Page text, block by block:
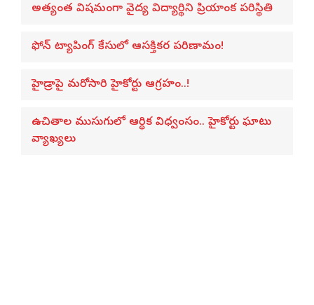
అత్యంత విషమంగా వైద్య విద్యార్థిని ప్రియాంక పరిస్థితి
ఫోన్ ట్యాపింగ్ కేసులో ఆసక్తికర పరిణామం!
హైడ్రాపై మరోసారి హైకోర్టు ఆగ్రహం..!
ఉచితాల ముసుగులో ఆర్థిక విధ్వంసం.. హైకోర్టు ఘాటు
వ్యాఖ్యలు